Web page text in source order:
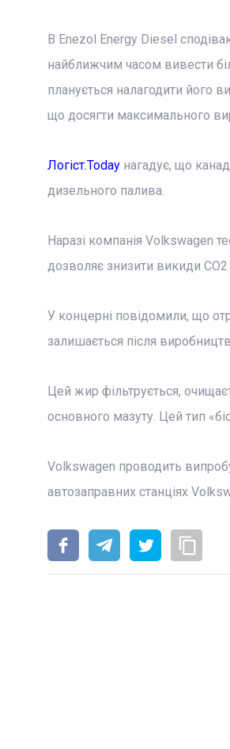
В Enezol Energy Diesel
найближчим часом вивести
планується налагодити його
що досягти максимального
Логіст.Todayнагадує, що
дизельного палива.
Наразі компанія Volkswagen
дозволяє знизити викиди
У концерні повідомили, що
залишається після
Цей жир фільтрується,
основного мазуту. Цей тип
Volkswagen проводить
автозаправних станціях